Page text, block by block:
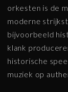
orkesten is de
moderne
bijvoorbeeld
klank
historische
muziek op